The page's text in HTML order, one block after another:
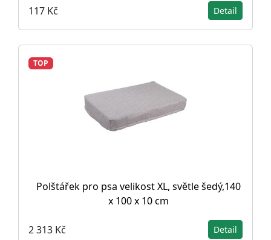
117 Kč Detail
TOP
Polštářek pro psa velikost XL, světle šedý,140
x 100 x 10 cm
2 313 Kč Detail